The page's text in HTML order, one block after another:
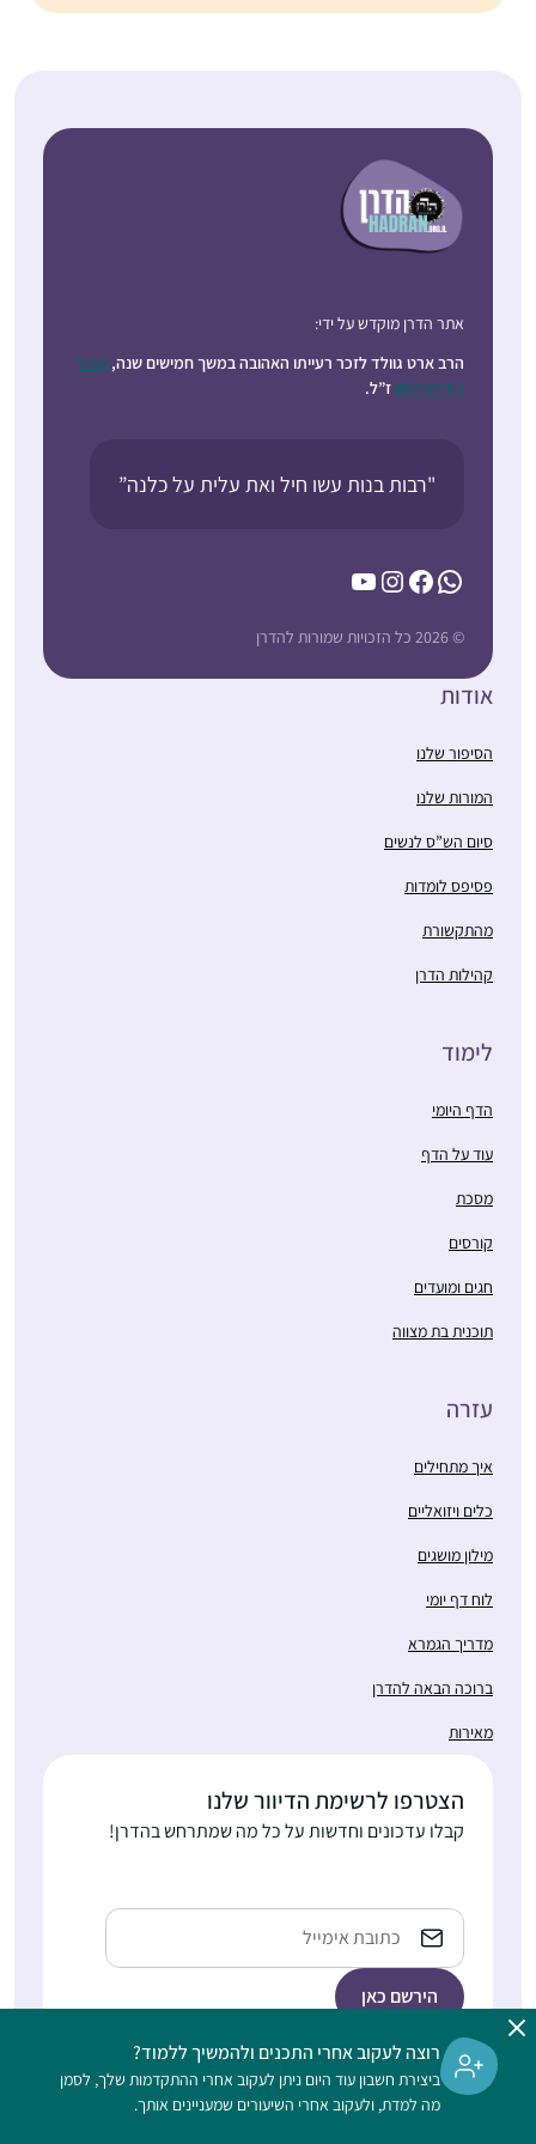
אתר הדרן מוקדש על ידי:
הרב ארט גוולד לזכר רעייתו האהובה במשך חמישים שנה, קרול
ג’וי רובינסון ז”ל.
"רבות בנות עשו חיל ואת עלית על כלנה”
WhatsApp
Facebook
Instagram
YouTube
© 2026 כל הזכויות שמורות להדרן
אודות
הסיפור שלנו
המורות שלנו
סיום הש”ס לנשים
פסיפס לומדות
מהתקשורת
קהילות הדרן
לימוד
הדף היומי
עוד על הדף
מסכת
קורסים
חגים ומועדים
תוכנית בת מצווה
עזרה
איך מתחילים
כלים ויזואליים
מילון מושגים
לוח דף יומי
מדריך הגמרא
ברוכה הבאה להדרן
מאירות
הצטרפו לרשימת הדיוור שלנו
קבלו עדכונים וחדשות על כל מה שמתרחש בהדרן!
Email
הלימוד בהדרן הוא דיגיטלי, ללא תשלום, מתאים גם למתחילות, ונפתח
לנשים וגברים כאחד
רוצה לעקוב אחרי התכנים ולהמשיך ללמוד?
ביצירת חשבון עוד היום ניתן לעקוב אחרי ההתקדמות שלך, לסמן
מה למדת, ולעקוב אחרי השיעורים שמעניינים אותך.